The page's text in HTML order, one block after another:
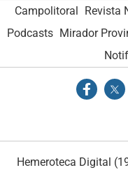
Campolitoral Revista
Podcasts Mirador
Hemeroteca Digital